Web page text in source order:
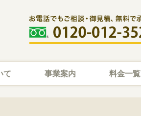
て 事業案内 料金一覧